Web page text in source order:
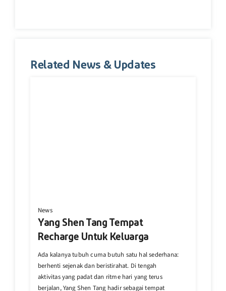
Related News & Updates
News
Yang Shen Tang Tempat
Recharge Untuk Keluarga
Ada kalanya tubuh cuma butuh satu hal sederhana:
berhenti sejenak dan beristirahat. Di tengah
aktivitas yang padat dan ritme hari yang terus
berjalan, Yang Shen Tang hadir sebagai tempat